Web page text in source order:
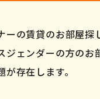
ーの賃貸のお部屋探
ジェンダーの方のお
存在します。